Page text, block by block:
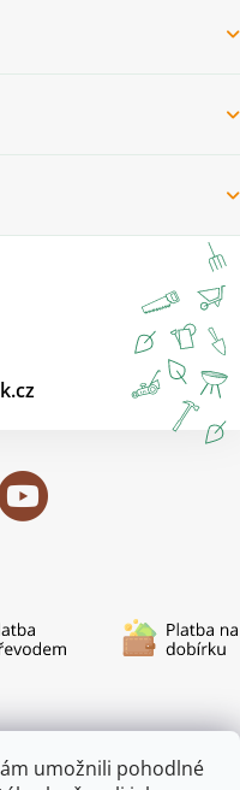
umožnili pohodlné